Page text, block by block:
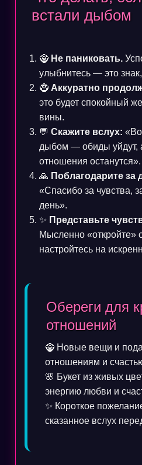
встали дыбом
🧌 Не паниковать.
улыбнитесь — это
🧌 Аккуратно
это будет спокойный
вины.
💬 Скажите вслух:
дыбом — обиды уйдут,
отношения останутся».
🙏 Поблагодарите за
«Спасибо за чувства,
день».
✨ Представьте
Мысленно «откройте»
настройтесь на
Обереги для
отношений
🧌 Новые вещи и
отношениям и
🌸 Букет из живых
энергию любви и
✨ Короткое
сказанное вслух